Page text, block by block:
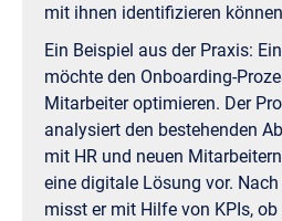
mit ihnen identifizieren
Ein Beispiel aus der Praxis:
möchte den Onboarding-
Mitarbeiter optimieren. Der
analysiert den bestehenden
mit HR und neuen
eine digitale Lösung vor.
misst er mit Hilfe von KPIs,